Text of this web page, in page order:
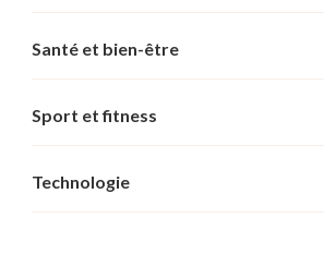
Santé et bien-être
Sport et fitness
Technologie